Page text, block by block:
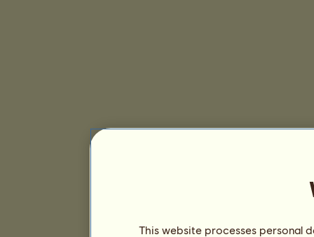
This website processes personal